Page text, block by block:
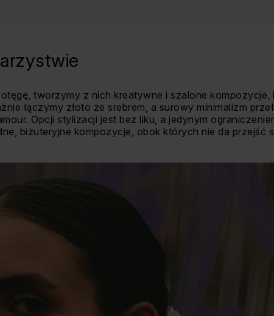
tworzymy z nich kreatywne i szalone kompozycje,
łączymy złoto ze srebrem, a surowy minimalizm
Opcji stylizacji jest bez liku, a jedynym
biżuteryjne kompozycje, obok których nie da przejść